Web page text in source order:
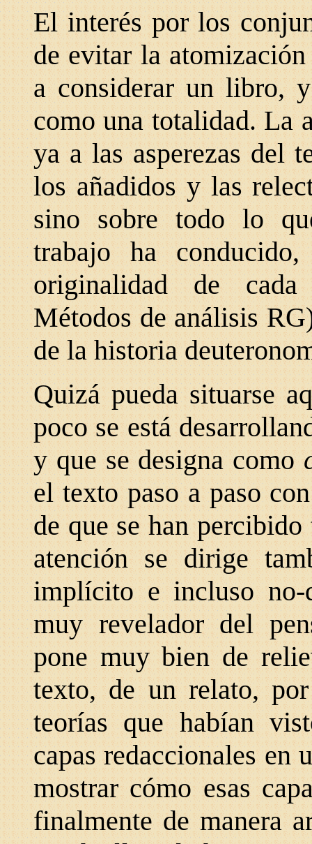
El interés por los
de evitar la
a considerar un libro,
como una totalidad. La
ya a las asperezas del
los añadidos y las
sino sobre todo lo
trabajo ha
originalidad de
Métodos de análisis
de la historia
Quizá pueda situarse
poco se está
y que se designa como
el texto paso a paso
de que se han
atención se dirige
implícito e incluso no-
muy revelador del
pone muy bien de
texto, de un relato,
teorías que habían
capas redaccionales en
mostrar cómo esas
finalmente de manera